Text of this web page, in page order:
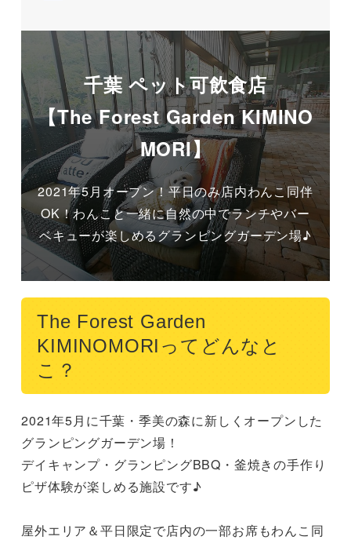
千葉 ペット可飲食店
【The Forest Garden KIMINO
MORI】
2021年5月オープン！平日のみ店内わんこ同伴
OK！わんこと一緒に自然の中でランチやバー
ベキューが楽しめるグランピングガーデン場♪
The Forest Garden
KIMINOMORIってどんなと
こ？
2021年5月に千葉・季美の森に新しくオープンした
グランピングガーデン場！
デイキャンプ・グランピングBBQ・釜焼きの手作り
ピザ体験が楽しめる施設です♪
屋外エリア＆平日限定で店内の一部お席もわんこ同